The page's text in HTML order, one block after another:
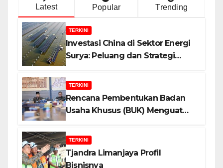
Latest Popular Trending
TERKINI
Investasi China di Sektor Energi
Surya: Peluang dan Strategi
TERKINI
Rencana Pembentukan Badan
Usaha Khusus (BUK) Menguat
Alasannya!
TERKINI
Tjandra Limanjaya Profil
Bisnisnya